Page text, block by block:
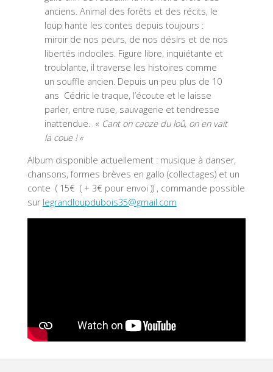
anciens. Animal des forêts et des récits, le
loup hante les contes depuis toujours :
miroir de nos peurs, de nos désirs et de nos
libertés indociles. Figure libre, inquiétante et
troublante, il traverse les histoires comme
un souffle ancien. Depuis un peu plus de 10
ans Cédric le traque, l’écoute et le laisse
parler, entre ruse, sauvagerie et tendresse
inattendue. « Cant on caoze du loû, on en vait
la coue ! «
Album disponible actuellement : musique à danser,
chansons, formes brèves en gallo (collectages) et un
conte ( 15€ ( + 3€ pour envoi )) , commande possible
sur legrandloupdubois35@gmail.com